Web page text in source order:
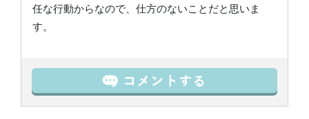
任な行動からなので、仕方のないことだと思いま
す。